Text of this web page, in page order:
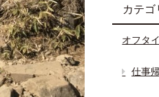
カテゴ
オフタ
仕事